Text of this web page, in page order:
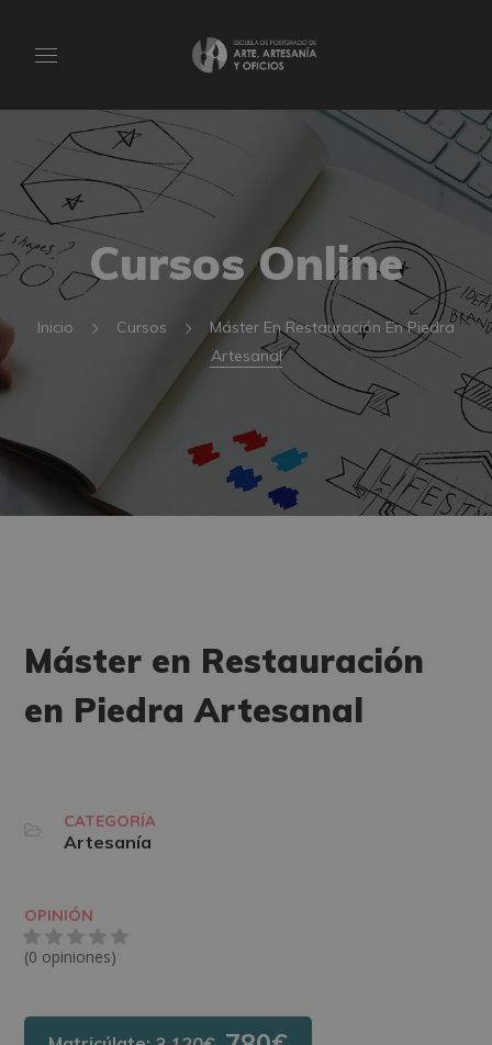
Cursos Online
Inicio Cursos
Máster En Restauración En Piedra
Artesanal
Máster en Restauración
en Piedra Artesanal
CATEGORÍA
Artesanía
OPINIÓN
(0 opiniones)